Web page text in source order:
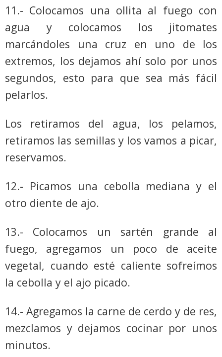
11.- Colocamos una ollita al fuego con
agua y colocamos los jitomates
marcándoles una cruz en uno de los
extremos, los dejamos ahí solo por unos
segundos, esto para que sea más fácil
pelarlos.
Los retiramos del agua, los pelamos,
retiramos las semillas y los vamos a picar,
reservamos.
12.- Picamos una cebolla mediana y el
otro diente de ajo.
13.- Colocamos un sartén grande al
fuego, agregamos un poco de aceite
vegetal, cuando esté caliente sofreímos
la cebolla y el ajo picado.
14.- Agregamos la carne de cerdo y de res,
mezclamos y dejamos cocinar por unos
minutos.